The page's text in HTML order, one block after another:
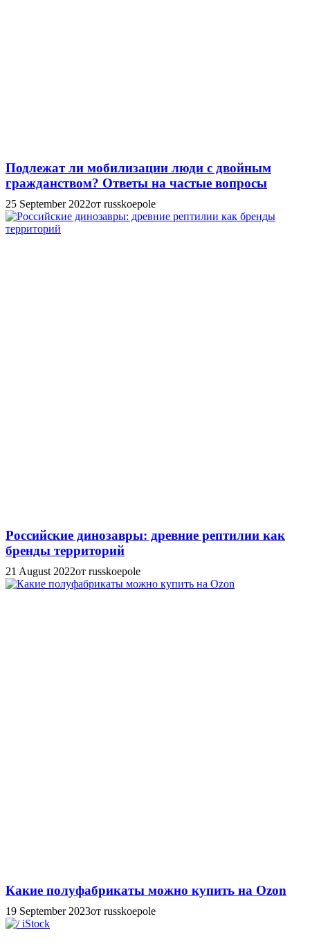
Подлежат ли мобилизации люди с двойным
гражданством? Ответы на частые вопросы
25 September 2022от russkoepole
Российские динозавры: древние рептилии как
бренды территорий
21 August 2022от russkoepole
Какие полуфабрикаты можно купить на Ozon
19 September 2023от russkoepole